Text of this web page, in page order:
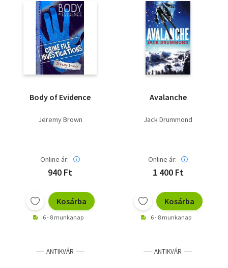
Body of Evidence
Jeremy Brown
Online ár:
940 Ft
Kosárba
6 - 8 munkanap
Avalanche
Jack Drummond
Online ár:
1 400 Ft
Kosárba
6 - 8 munkanap
ANTIKVÁR ANTIKVÁR